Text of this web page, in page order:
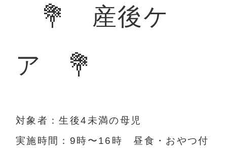
💐 産後ケ
ア 💐
対象者：生後4未満の母児
実施時間：9時〜16時 昼食・おやつ付